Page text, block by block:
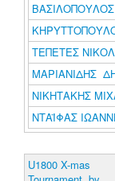
ΤΕΠΕΤΕΣ
ΜΑΡΙΑΝΙΔΗΣ
ΝΙΚΗΤΑΚΗΣ
ΝΤΑΪΦΑΣ
U1800 X-mas